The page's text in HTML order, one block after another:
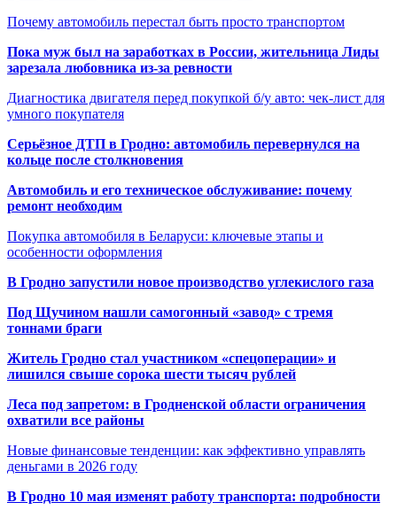
Почему автомобиль перестал быть просто транспортом
Пока муж был на заработках в России, жительница Лиды
зарезала любовника из-за ревности
Диагностика двигателя перед покупкой б/у авто: чек-лист для
умного покупателя
Серьёзное ДТП в Гродно: автомобиль перевернулся на
кольце после столкновения
Автомобиль и его техническое обслуживание: почему
ремонт необходим
Покупка автомобиля в Беларуси: ключевые этапы и
особенности оформления
В Гродно запустили новое производство углекислого газа
Под Щучином нашли самогонный «завод» с тремя
тоннами браги
Житель Гродно стал участником «спецоперации» и
лишился свыше сорока шести тысяч рублей
Леса под запретом: в Гродненской области ограничения
охватили все районы
Новые финансовые тенденции: как эффективно управлять
деньгами в 2026 году
В Гродно 10 мая изменят работу транспорта: подробности